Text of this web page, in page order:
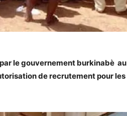
le gouvernement burkinabè au
de recrutement pour les